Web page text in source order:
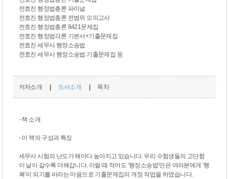
전효진 행정법총론 파이널
전효진 행정법총론 전범위 모의고사
전효진 행정법총론 8421문제집
전효진 행정법각론 기본서+기출문제집
전효진 세무사 행정소송법
전효진 세무사 행정소송법 기출문제집 등
저자소개 | 도서소개 | 목차
- 책 소개
- 이 책의 구성과 특징
세무사 시험의 난도가 해마다 높아지고 있습니다. 우리 수험생들의 고단함
이 날이 갈수록 더해갑니다. 이럴 때 적어도 ‘행정소송법’만은 여러분에게 ‘행
복’이 되기를 바라는 마음으로 기출문제집의 개정 작업을 하였습니다.